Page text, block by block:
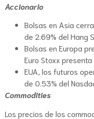
Accionario
Bolsas en Asia
de 2.69% del Hang
Bolsas en Europa
Euro Stoxx presenta
EUA, los futuros
de 0.53% del
Commodities
Los precios de los